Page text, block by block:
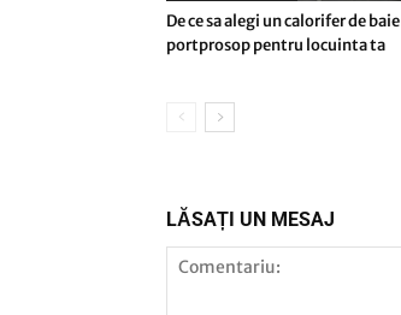
De ce sa alegi un calorifer de baie
portprosop pentru locuinta ta
LĂSAȚI UN MESAJ